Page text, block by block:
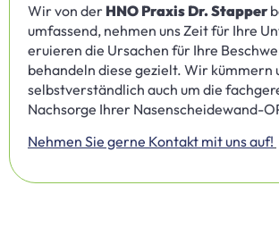
Wir von der HNO Praxis Dr. Stapper
umfassend, nehmen uns Zeit für Ihre
eruieren die Ursachen für Ihre
behandeln diese gezielt. Wir kümmern
selbstverständlich auch um die
Nachsorge Ihrer Nasenscheidewand-
Nehmen Sie gerne Kontakt mit uns auf!